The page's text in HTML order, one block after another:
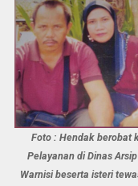
Foto : Hendak berobat
Pelayanan di Dinas
Warnisi beserta isteri